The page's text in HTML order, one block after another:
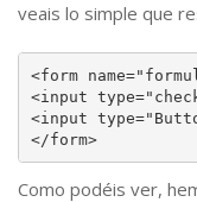
veais lo simple que
<form
<input
<input
</form>
Como podéis ver,